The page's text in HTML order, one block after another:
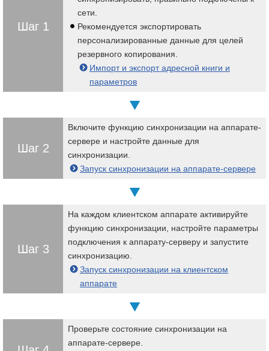
Шаг 1
сети.
Рекомендуется экспортировать
персонализированные данные для целей
резервного копирования.
Импорт и экспорт адресной книги и
параметров
Шаг 2
Включите функцию синхронизации на аппарате-
сервере и настройте данные для
синхронизации.
Запуск синхронизации на аппарате-сервере
Шаг 3
На каждом клиентском аппарате активируйте
функцию синхронизации, настройте параметры
подключения к аппарату-серверу и запустите
синхронизацию.
Запуск синхронизации на клиентском
аппарате
Проверьте состояние синхронизации на
аппарате-сервере.